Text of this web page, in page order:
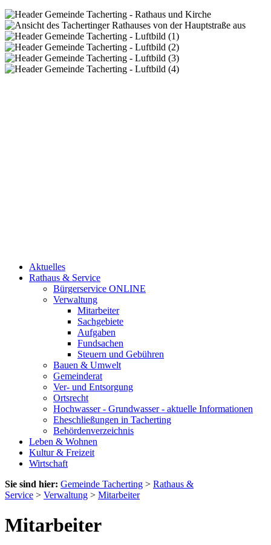
Aktuelles
Rathaus & Service
Bürgerservice ONLINE
Verwaltung
Mitarbeiter
Sachgebiete
Aufgaben
Fundsachen
Steuern und Gebühren
Bauen & Umwelt
Gemeinderat
Ver- und Entsorgung
Ortsrecht
Hochwasser - Grundwasser - aktuelle Informationen
Eheschließungen in Tacherting
Behördenverzeichnis
Leben & Wohnen
Kultur & Freizeit
Wirtschaft
Sie sind hier: Gemeinde Tacherting > Rathaus &
Service > Verwaltung > Mitarbeiter
Mitarbeiter